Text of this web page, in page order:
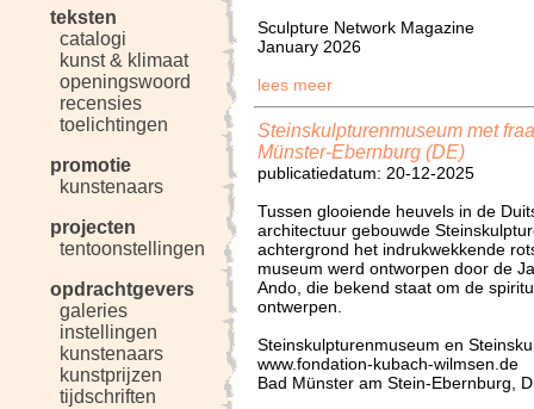
teksten
catalogi
kunst & klimaat
openingswoord
recensies
toelichtingen
promotie
kunstenaars
projecten
tentoonstellingen
opdrachtgevers
galeries
instellingen
kunstenaars
kunstprijzen
tijdschriften
Sculpture Network Magazine
January 2026
lees meer
Steinskulpturenmuseum met
Münster-Ebernburg (DE)
publicatiedatum: 20-12-2025
Tussen glooiende heuvels in de
architectuur gebouwde
achtergrond het indrukwekkende
museum werd ontworpen door de
Ando, die bekend staat om de
ontwerpen.
Steinskulpturenmuseum en
www.fondation-kubach-wilmsen.de
Bad Münster am Stein-Ebernburg,